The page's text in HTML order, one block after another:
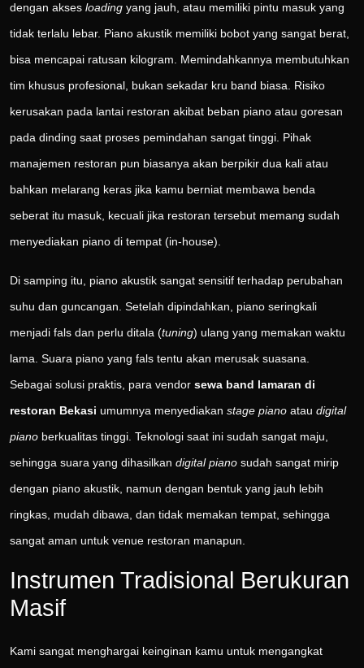
dengan akses loading yang jauh, atau memiliki pintu masuk yang
tidak terlalu lebar. Piano akustik memiliki bobot yang sangat berat,
bisa mencapai ratusan kilogram. Memindahkannya membutuhkan
tim khusus profesional, bukan sekadar kru band biasa. Risiko
kerusakan pada lantai restoran akibat beban piano atau goresan
pada dinding saat proses pemindahan sangat tinggi. Pihak
manajemen restoran pun biasanya akan berpikir dua kali atau
bahkan melarang keras jika kamu berniat membawa benda
seberat itu masuk, kecuali jika restoran tersebut memang sudah
menyediakan piano di tempat (in-house).
Di samping itu, piano akustik sangat sensitif terhadap perubahan
suhu dan guncangan. Setelah dipindahkan, piano seringkali
menjadi fals dan perlu ditala (tuning) ulang yang memakan waktu
lama. Suara piano yang fals tentu akan merusak suasana.
Sebagai solusi praktis, para vendor sewa band lamaran di
restoran Bekasi umumnya menyediakan stage piano atau digital
piano berkualitas tinggi. Teknologi saat ini sudah sangat maju,
sehingga suara yang dihasilkan digital piano sudah sangat mirip
dengan piano akustik, namun dengan bentuk yang jauh lebih
ringkas, mudah dibawa, dan tidak memakan tempat, sehingga
sangat aman untuk venue restoran manapun.
Instrumen Tradisional Berukuran
Masif
Kami sangat menghargai keinginan kamu untuk mengangkat